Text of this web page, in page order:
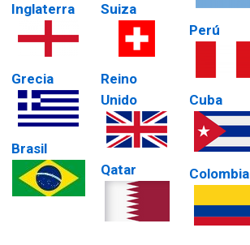
Inglaterra
Grecia
Brasil
Suiza
Reino
Unido
Qatar
Perú
Cuba
Colombia